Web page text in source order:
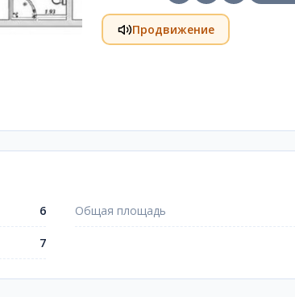
Продвижение
6 Общая площадь
7